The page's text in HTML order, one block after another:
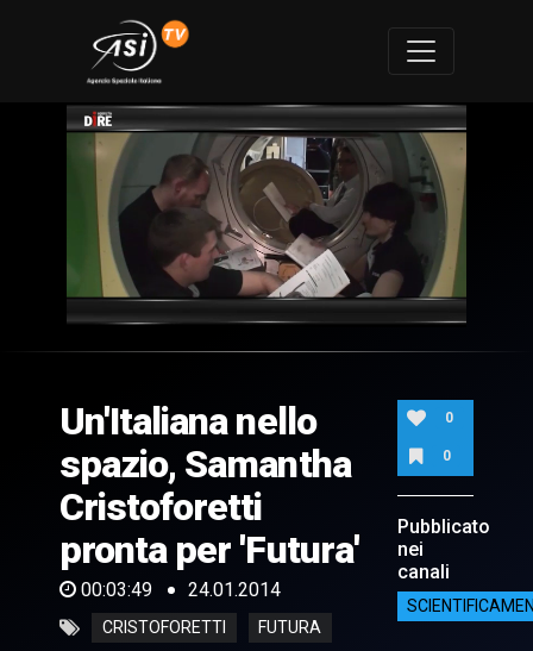
of
49
seconds
Un'Italiana nello
spazio, Samantha
Cristoforetti
pronta per 'Futura'
00:03:49 24.01.2014
CRISTOFORETTI FUTURA
0
0
Pubblicato
nei
canali